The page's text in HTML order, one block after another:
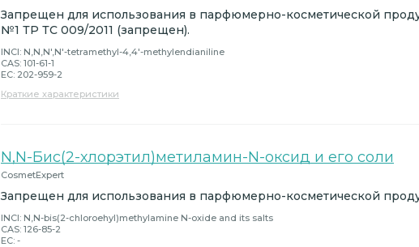
Запрещен для использования в парфюмерно-косметической
№1 ТР ТС 009/2011 (запрещен).
INCI: N,N,N',N'-tetramethyl-4,4'-methylendianiline
CAS: 101-61-1
EC: 202-959-2
Краткие характеристики
N,N-Бис(2-хлорэтил)метиламин-N-оксид и его соли
CosmetExpert
Запрещен для использования в парфюмерно-косметической
INCI: N,N-bis(2-chloroehyl)methylamine N-oxide and its salts
CAS: 126-85-2
EC: -